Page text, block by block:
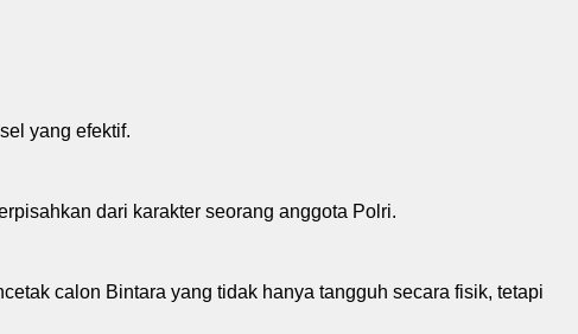
yang efektif.
dari karakter seorang anggota Polri.
calon Bintara yang tidak hanya tangguh secara fisik, tetapi